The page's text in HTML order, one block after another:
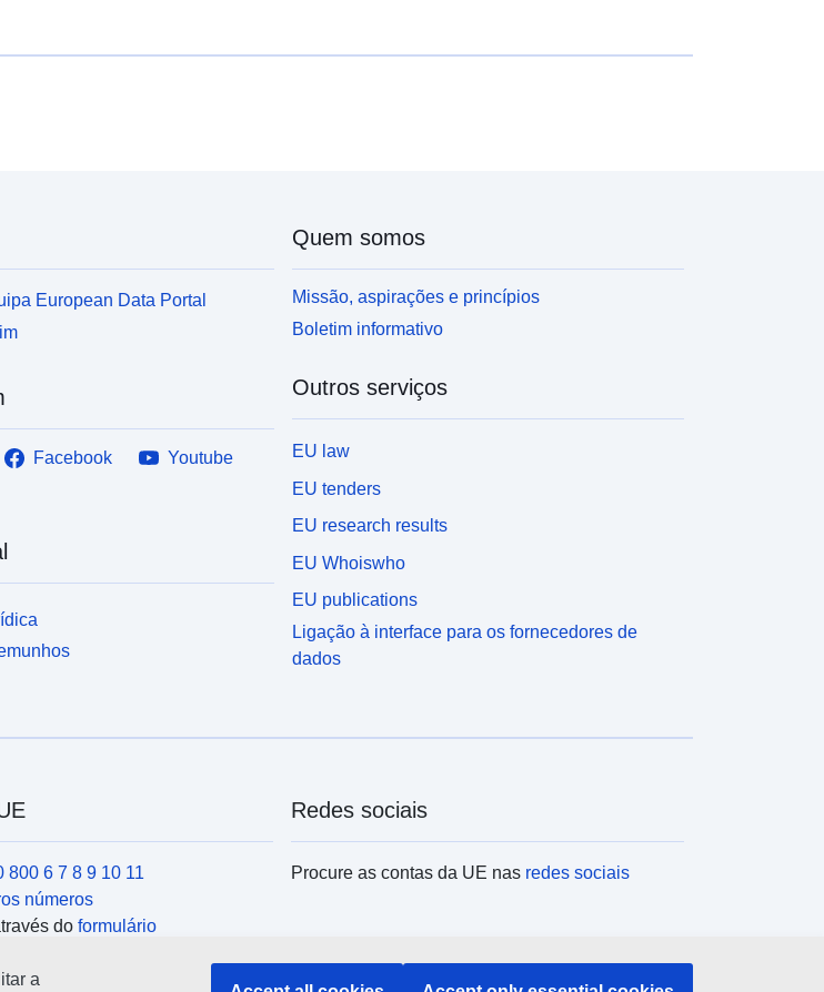
European Data Portal
Facebook
Youtube
Quem somos
Missão, aspirações e princípios
Boletim informativo
Outros serviços
EU law
EU tenders
EU research results
EU Whoiswho
EU publications
Ligação à interface para os fornecedores de
dados
800 6 7 8 9 10 11
números
do formulário
Redes sociais
Procure as contas da UE nas redes sociais
a